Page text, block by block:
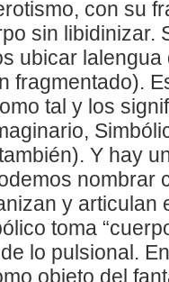
con su
sin libidinizar.
ubicar
fragmentado).
tal y los
Y hay
nombrar
y articulan
toma
lo pulsional.
objeto del